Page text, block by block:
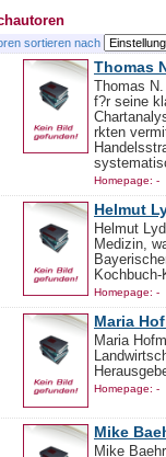
sortieren nach
Thomas
Thomas
f?r seine
rkten
Homepage: -
Helmut
Helmut
Medizin,
Homepage: -
Maria
Maria
Homepage: -
Mike
Mike